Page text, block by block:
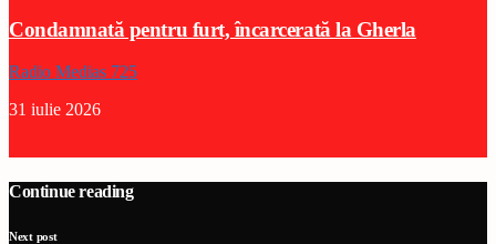
Condamnată pentru furt, încarcerată la Gherla
Radio Medias 725
31 iulie 2026
Continue reading
Next post